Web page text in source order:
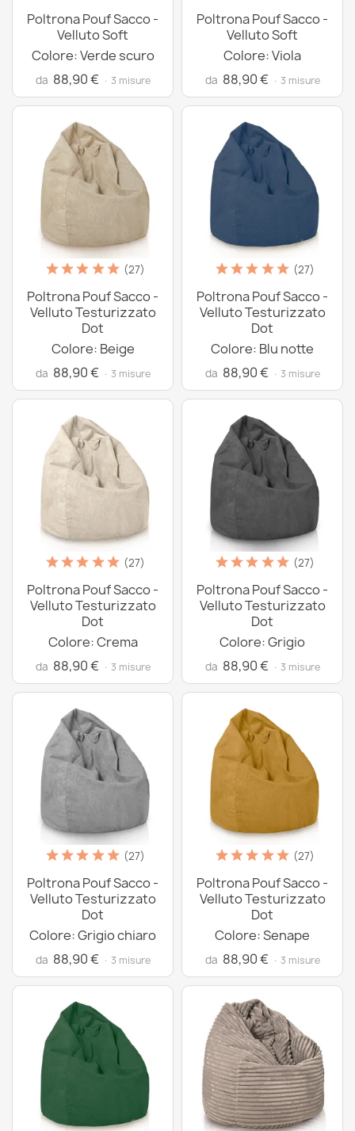
Poltrona Pouf Sacco -
Velluto Soft
Colore: Verde scuro
da 88,90 € · 3 misure
Poltrona Pouf Sacco -
Velluto Soft
Colore: Viola
da 88,90 € · 3 misure
(27)
Poltrona Pouf Sacco -
Velluto Testurizzato
Dot
Colore: Beige
da 88,90 € · 3 misure
(27)
Poltrona Pouf Sacco -
Velluto Testurizzato
Dot
Colore: Blu notte
da 88,90 € · 3 misure
(27)
Poltrona Pouf Sacco -
Velluto Testurizzato
Dot
Colore: Crema
da 88,90 € · 3 misure
(27)
Poltrona Pouf Sacco -
Velluto Testurizzato
Dot
Colore: Grigio
da 88,90 € · 3 misure
(27)
Poltrona Pouf Sacco -
Velluto Testurizzato
Dot
Colore: Grigio chiaro
da 88,90 € · 3 misure
(27)
Poltrona Pouf Sacco -
Velluto Testurizzato
Dot
Colore: Senape
da 88,90 € · 3 misure